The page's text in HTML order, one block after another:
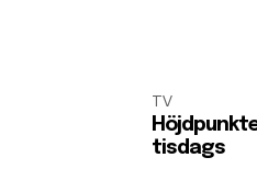
TV
tisdags